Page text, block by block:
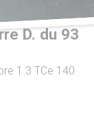
D. du 93
1.3 TCe 140